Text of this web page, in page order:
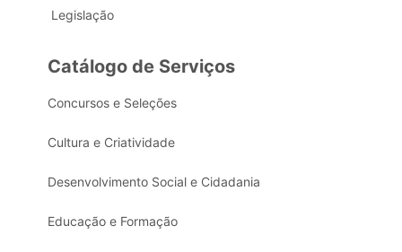
Legislação
Catálogo de Serviços
Concursos e Seleções
Cultura e Criatividade
Desenvolvimento Social e Cidadania
Educação e Formação